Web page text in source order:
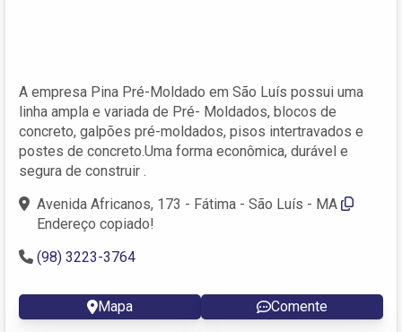
A empresa Pina Pré-Moldado em São Luís possui uma
linha ampla e variada de Pré- Moldados, blocos de
concreto, galpões pré-moldados, pisos intertravados e
postes de concreto.Uma forma econômica, durável e
segura de construir .
Avenida Africanos, 173 - Fátima - São Luís - MA
Endereço copiado!
(98) 3223-3764
Mapa Comente